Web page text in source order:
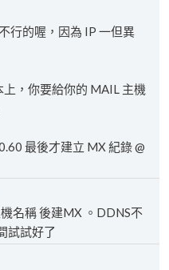
行的喔，因為 IP 一但異
，你要給你的 MAIL 主機
最後才建立 MX 紀錄 @
名稱 後建MX 。DDNS不
試試好了